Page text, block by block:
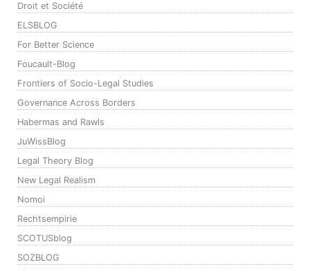
Droit et Société
ELSBLOG
For Better Science
Foucault-Blog
Frontiers of Socio-Legal Studies
Governance Across Borders
Habermas and Rawls
JuWissBlog
Legal Theory Blog
New Legal Realism
Nomoi
Rechtsempirie
SCOTUSblog
SOZBLOG